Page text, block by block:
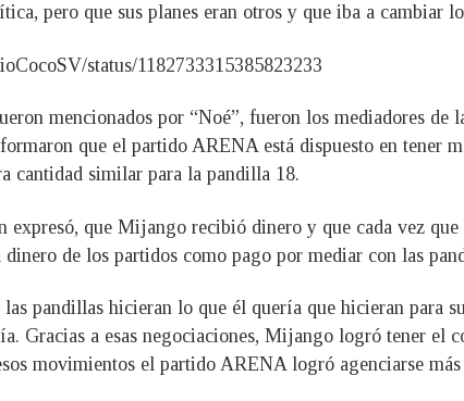
pero que sus planes eran otros y que iba a cambiar
status/1182733315385823233
mencionados por “Noé”, fueron los mediadores
que el partido ARENA está dispuesto en tener
cantidad similar para la pandilla 18.
expresó, que Mijango recibió dinero y que cada vez
dinero de los partidos como pago por mediar con las
pandillas hicieran lo que él quería que hicieran para
Gracias a esas negociaciones, Mijango logró tener
movimientos el partido ARENA logró agenciarse